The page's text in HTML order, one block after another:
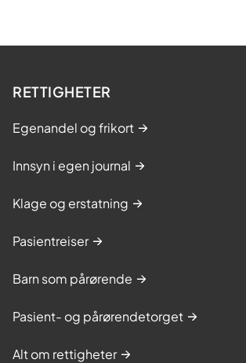
RETTIGHETER
Egenandel og frikort
Innsyn i egen journal
Klage og erstatning
Pasientreiser
Barn som pårørende
Pasient- og pårørendetorget
Alt om rettigheter